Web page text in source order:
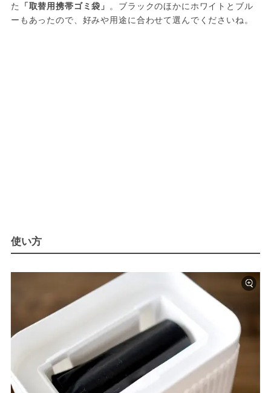
た 「取替用携帯ゴミ袋」 。ブラックのほかにホワイトとブル
ーもあったので、好みや用途に合わせて選んでくださいね。
使い方